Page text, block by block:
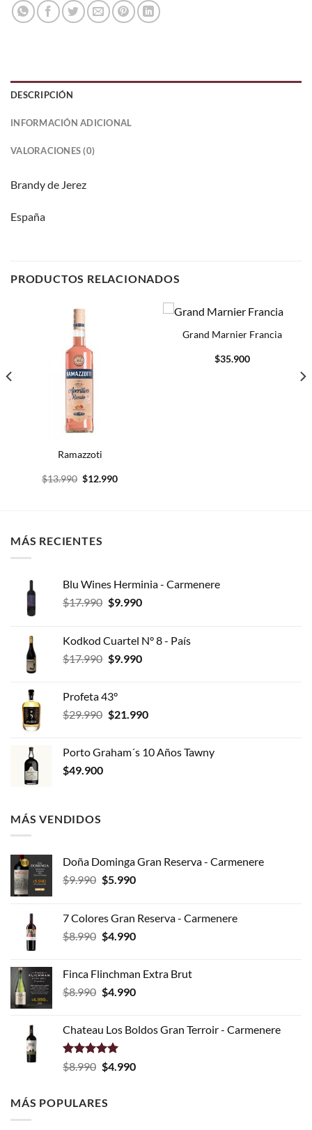
DESCRIPCIÓN
INFORMACIÓN ADICIONAL
VALORACIONES (0)
Brandy de Jerez
España
PRODUCTOS RELACIONADOS
Ramazzoti
$13.990 El
$12.990El
Grand Marnier Francia
$35.900
MÁS RECIENTES
Blu Wines Herminia - Carmenere
$17.990 El
era:
$17.990.
$9.990El
es:
$9.990.
Kodkod Cuartel N° 8 - País
$17.990 El
era:
$17.990.
$9.990El
$9.990.
Profeta 43°
$29.990 El
era:
$21.990El
es:
Porto Graham´s 10 Años Tawny
$49.900
MÁS VENDIDOS
Doña Dominga Gran Reserva - Carmenere
$9.990 El
era:
$9.990.
$5.990El
es:
$5.990.
7 Colores Gran Reserva - Carmenere
$8.990 El
era:
$8.990.
$4.990El
es:
$4.990.
Finca Flinchman Extra Brut
$8.990 El
era:
$8.990.
$4.990El
es:
Chateau Los Boldos Gran Terroir - Carmenere
Valorado
con
$8.990 El
era:
$4.990El
MÁS POPULARES